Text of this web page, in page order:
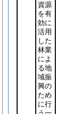
資源
を有
効に
活用
した
林業
によ
る地
域振
興の
ため
に行